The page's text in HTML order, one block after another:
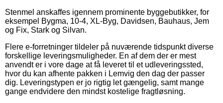
Stenmel anskaffes igennem prominente byggebutikker, for
eksempel Bygma, 10-4, XL-Byg, Davidsen, Bauhaus, Jem
og Fix, Stark og Silvan.
Flere e-forretninger tildeler på nuværende tidspunkt diverse
forskellige leveringsmuligheder. En af dem der er mest
anvendt er i vore dage at få leveret til et udleveringssted,
hvor du kan afhente pakken i Lemvig den dag der passer
dig. Leveringstypen er jo rigtig let gængelig, samt mange
gange endvidere den mindst kostelige fragtløsning.